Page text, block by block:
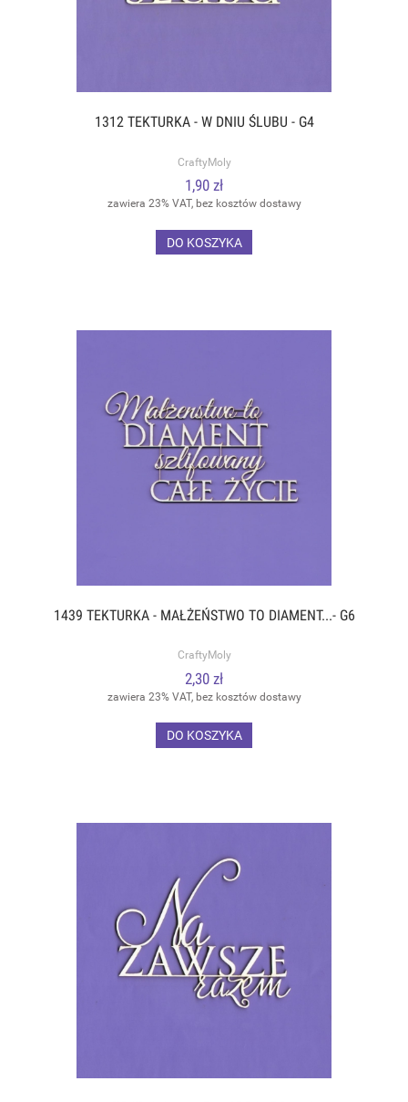
1312 TEKTURKA - W DNIU ŚLUBU - G4
CraftyMoly
1,90 zł
zawiera 23% VAT, bez kosztów dostawy
DO KOSZYKA
1439 TEKTURKA - MAŁŻEŃSTWO TO DIAMENT...- G6
CraftyMoly
2,30 zł
zawiera 23% VAT, bez kosztów dostawy
DO KOSZYKA